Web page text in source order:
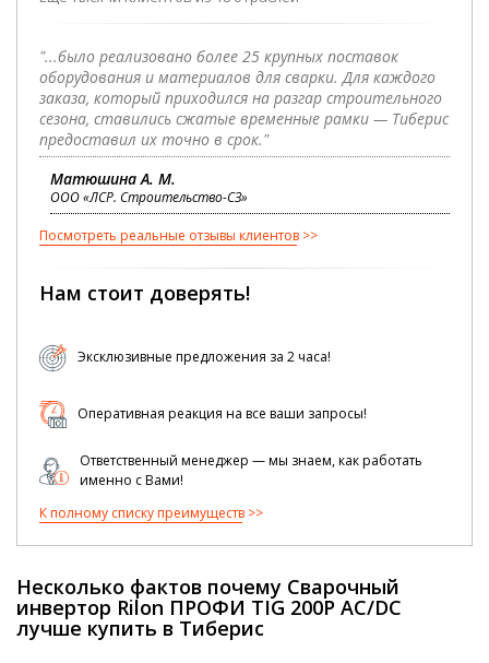
"...было реализовано более 25 крупных поставок
оборудования и материалов для сварки. Для каждого
заказа, который приходился на разгар строительного
сезона, ставились сжатые временные рамки — Тиберис
предоставил их точно в срок."
Матюшина А. М.
ООО «ЛСР. Строительство-СЗ»
Посмотреть реальные отзывы клиентов
Нам стоит доверять!
Эксклюзивные предложения за 2 часа!
Оперативная реакция на все ваши запросы!
Ответственный менеджер — мы знаем, как работать
именно с Вами!
К полному списку преимуществ
Несколько фактов почему Сварочный
инвертор Rilon ПРОФИ TIG 200P AC/DC
лучше купить в Тиберис